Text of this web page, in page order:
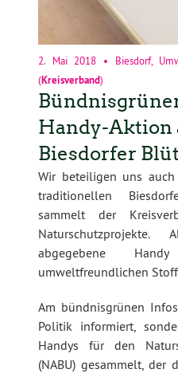
2. Mai 2018 • Biesdorf,
(Kreisverband)
Handy-Aktion
Biesdorfer
Wir beteiligen uns
traditionellen
sammelt der
abgegebene
umweltfreundlichen
Am bündnisgrünen
Politik informiert,
Handys für den
(NABU) gesammelt, der